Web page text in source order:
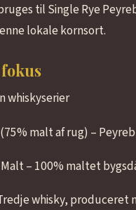
til Single Rye
lokale kornsort.
whiskyserier
malt af rug) –
– 100% maltet
whisky, produceret